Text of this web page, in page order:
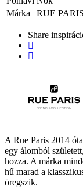
Márka
RUE PARIS
Share
A Rue Paris 2014
egy álomból
hozza. A márka
hű marad a
öregszik.